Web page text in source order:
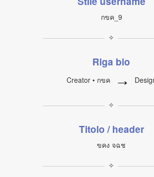
กขค_9
✧
Riga bio
Creator • กขค →
✧
Titolo / header
ขคง จฉช
✧